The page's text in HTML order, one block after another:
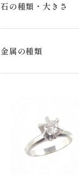
石の種類・大きさ
金属の種類